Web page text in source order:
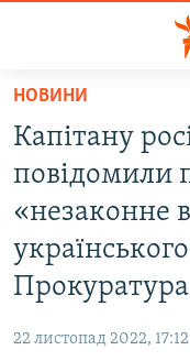
Перейти
основного
матеріалу
до
основної
навігації
Перейти
до
ВОДА.КРИМ
ПОЛІТИКА
БЛОГИ
НОВИНИ
Капітану
повідомили
«незаконне
22 листопад 2022, 17:12